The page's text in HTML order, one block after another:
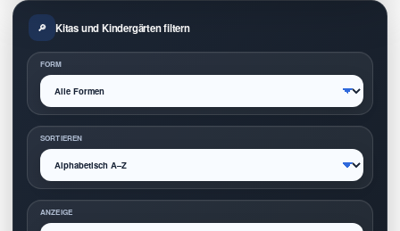
Kitas und Kindergärten filtern
FORM
SORTIEREN
ANZEIGE